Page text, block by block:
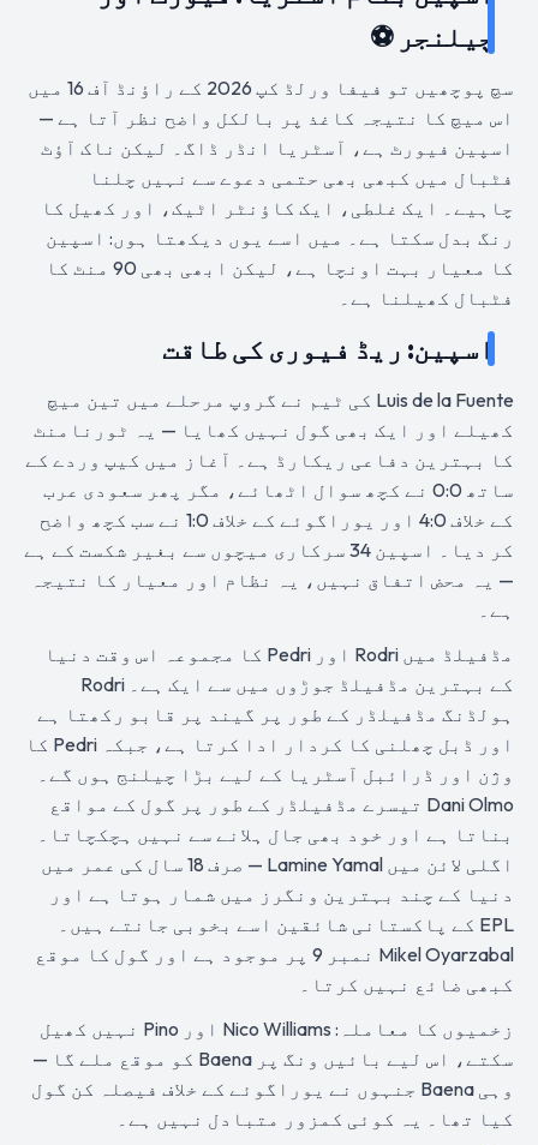
چیلنجر ⚽
سچ پوچھیں تو فیفا ورلڈ کپ 2026 کے راؤنڈ آف 16 میں
اس میچ کا نتیجہ کاغذ پر بالکل واضح نظر آتا ہے —
اسپین فیورٹ ہے، آسٹریا انڈر ڈاگ۔ لیکن ناک آؤٹ
فٹبال میں کبھی بھی حتمی دعوے سے نہیں چلنا
چاہیے۔ ایک غلطی، ایک کاؤنٹر اٹیک، اور کھیل کا
رنگ بدل سکتا ہے۔ میں اسے یوں دیکھتا ہوں: اسپین
کا معیار بہت اونچا ہے، لیکن ابھی بھی 90 منٹ کا
فٹبال کھیلنا ہے۔
اسپین: ریڈ فیوری کی طاقت
Luis de la Fuente کی ٹیم نے گروپ مرحلے میں تین میچ
کھیلے اور ایک بھی گول نہیں کھایا — یہ ٹورنامنٹ
کا بہترین دفاعی ریکارڈ ہے۔ آغاز میں کیپ وردے کے
ساتھ 0:0 نے کچھ سوال اٹھائے، مگر پھر سعودی عرب
کے خلاف 4:0 اور یوراگوئے کے خلاف 1:0 نے سب کچھ واضح
کر دیا۔ اسپین 34 سرکاری میچوں سے بغیر شکست کے ہے
— یہ محض اتفاق نہیں، یہ نظام اور معیار کا نتیجہ
ہے۔
مڈفیلڈ میں Rodri اور Pedri کا مجموعہ اس وقت دنیا
کے بہترین مڈفیلڈ جوڑوں میں سے ایک ہے۔ Rodri
ہولڈنگ مڈفیلڈر کے طور پر گیند پر قابو رکھتا ہے
اور ڈبل چھلنی کا کردار ادا کرتا ہے، جبکہ Pedri کا
وژن اور ڈرائبل آسٹریا کے لیے بڑا چیلنج ہوں گے۔
Dani Olmo تیسرے مڈفیلڈر کے طور پر گول کے مواقع
بناتا ہے اور خود بھی جال ہلانے سے نہیں ہچکچاتا۔
اگلی لائن میں Lamine Yamal — صرف 18 سال کی عمر میں
دنیا کے چند بہترین ونگرز میں شمار ہوتا ہے اور
EPL کے پاکستانی شائقین اسے بخوبی جانتے ہیں۔
Mikel Oyarzabal نمبر 9 پر موجود ہے اور گول کا موقع
کبھی ضائع نہیں کرتا۔
زخمیوں کا معاملہ: Nico Williams اور Pino نہیں کھیل
سکتے، اس لیے بائیں ونگ پر Baena کو موقع ملے گا —
وہی Baena جنہوں نے یوراگوئے کے خلاف فیصلہ کن گول
کیا تھا۔ یہ کوئی کمزور متبادل نہیں ہے۔